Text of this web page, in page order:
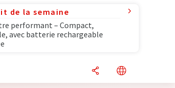
de la semaine
performant – Compact,
avec batterie rechargeable